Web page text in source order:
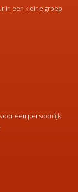
in een kleine groep
een persoonlijk